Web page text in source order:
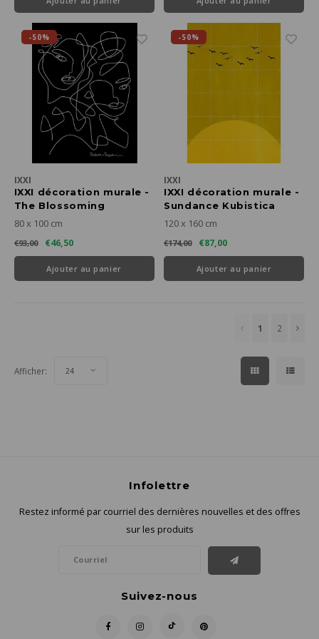
-50%
IXXI
IXXI décoration murale -
The Blossoming
80 x 100 cm
€93,00 €46,50
Ajouter au panier
-50%
IXXI
IXXI décoration murale -
Sundance Kubistica
120 x 160 cm
€174,00 €87,00
Ajouter au panier
1 2
Afficher: 24
Infolettre
Restez informé par courriel des dernières nouvelles et des offres
sur les produits
Suivez-nous